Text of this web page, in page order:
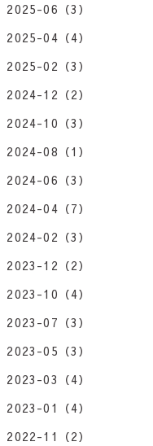
2025-06（3）
2025-04（4）
2025-02（3）
2024-12（2）
2024-10（3）
2024-08（1）
2024-06（3）
2024-04（7）
2024-02（3）
2023-12（2）
2023-10（4）
2023-07（3）
2023-05（3）
2023-03（4）
2023-01（4）
2022-11（2）